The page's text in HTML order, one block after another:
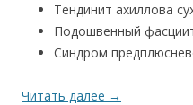
Тендинит ахиллова
Подошвенный
Синдром
Читать далее →